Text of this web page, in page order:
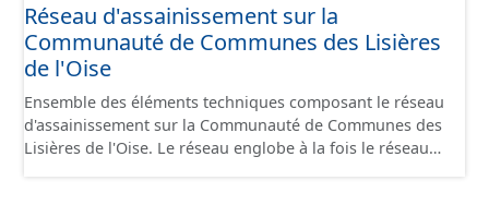
opercule, plaque pleine, té, réduction, ventouse ...).
Réseau d'assainissement sur la
Communauté de Communes des Lisières
de l'Oise
Ensemble des éléments techniques composant le réseau
d'assainissement sur la Communauté de Communes des
Lisières de l'Oise. Le réseau englobe à la fois le réseau